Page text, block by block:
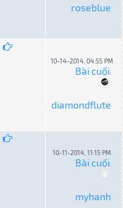
roseblue
10-14-2014, 04:55 PM
Bài cuối:
diamondflute
10-11-2014, 11:15 PM
Bài cuối:
myhanh